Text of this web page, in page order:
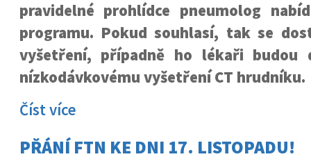
pravidelné prohlídce pneumolog
programu. Pokud souhlasí, tak se
vyšetření, případně ho lékaři budou
nízkodávkovému vyšetření CT hrudníku.
Číst více
PŘÁNÍ FTN KE DNI 17. LISTOPADU!